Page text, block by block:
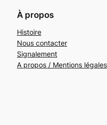
À propos
Histoire
Nous contacter
Signalement
A propos / Mentions légales